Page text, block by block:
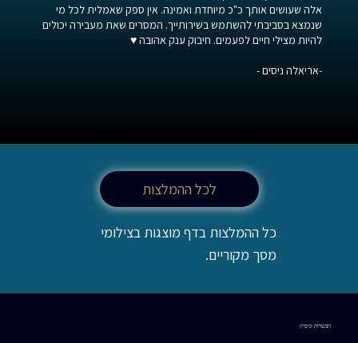
אלה שעושים אותך כ"כ מיוחדת ואמינה. אין ספק שאמלית לכל מי
שנמצא בסביבתי להשתמש בשירותייך. המסרים שאת מעבירה יכולים
להיות מצילי חיים לפעמים. חיבוק ענק אהובה ♥
-אריאלה ניסים -
לכל ההמלצות
כל ההמלצות בדף מוצגות בצילומי
מסך מקוריים.
הכשרות וניסיון